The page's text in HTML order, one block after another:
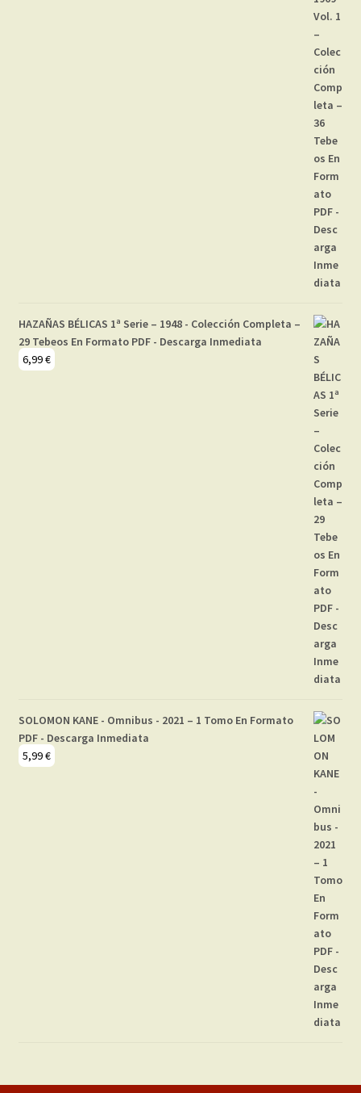
HAZAÑAS BÉLICAS 1ª Serie – 1948 - Colección Completa –
29 Tebeos En Formato PDF - Descarga Inmediata
6,99€
SOLOMON KANE - Omnibus - 2021 – 1 Tomo En Formato
PDF - Descarga Inmediata
5,99€